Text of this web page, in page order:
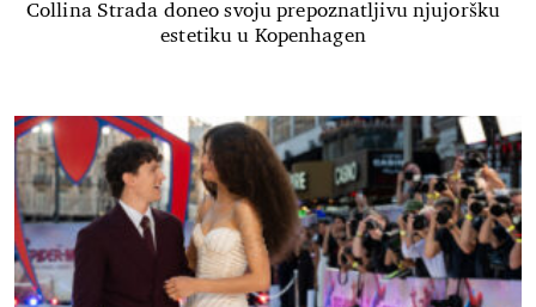
Collina Strada doneo svoju prepoznatljivu njujoršku
estetiku u Kopenhagen